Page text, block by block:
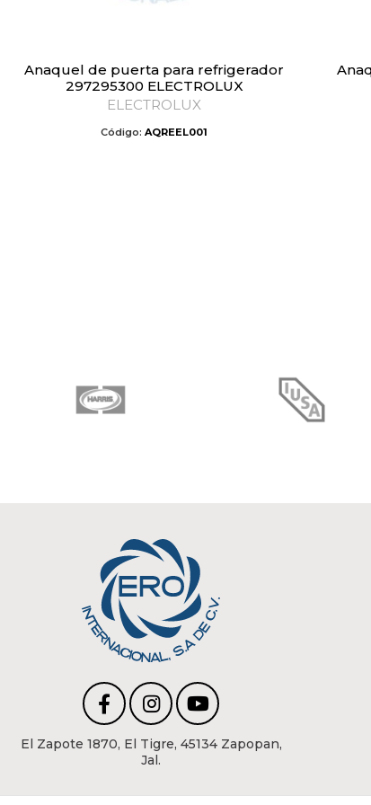
Anaquel de puerta para refrigerador
297295300 ELECTROLUX
ELECTROLUX
Código:AQREEL001
Anaquel superior de puerta para
El Zapote 1870, El Tigre, 45134 Zapopan,
Jal.